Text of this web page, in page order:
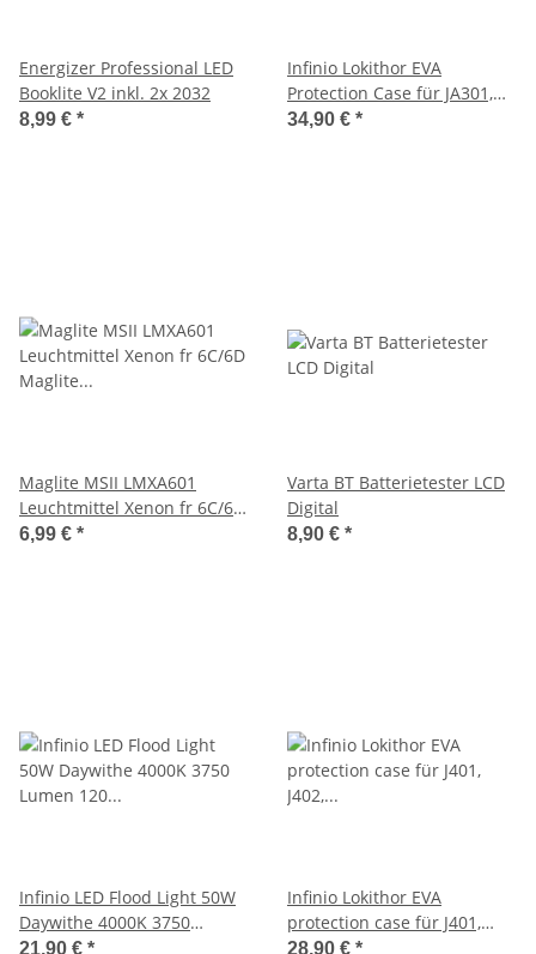
Energizer Professional LED
Booklite V2 inkl. 2x 2032
8,99 € *
Infinio Lokithor EVA
Protection Case für JA301,
JA302, JA2500
34,90 € *
Maglite MSII LMXA601
Leuchtmittel Xenon fr 6C/6D
Maglite - 1er Blister
6,99 € *
Varta BT Batterietester LCD
Digital
8,90 € *
Infinio LED Flood Light 50W
Daywithe 4000K 3750
Lumen 120 ° Led
21,90 € *
Infinio Lokithor EVA
protection case für J401,
J402, J1000, J1500 & J2500
28,90 € *